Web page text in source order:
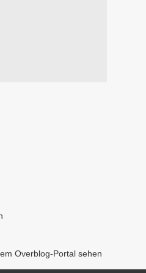
Overblog-Portal sehen